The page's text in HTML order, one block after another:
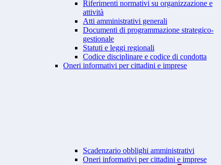
Riferimenti normativi su organizzazione e
attività
Atti amministrativi generali
Documenti di programmazione strategico-
gestionale
Statuti e leggi regionali
Codice disciplinare e codice di condotta
Oneri informativi per cittadini e imprese
Scadenzario obblighi amministrativi
Oneri informativi per cittadini e imprese